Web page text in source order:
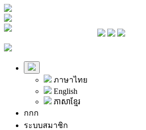
ภาษาไทย
English
ភាសាខ្មែរ
กกก
ระบบสมาชิก